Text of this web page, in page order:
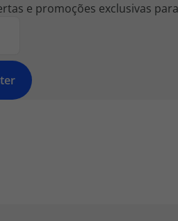
e promoções exclusivas